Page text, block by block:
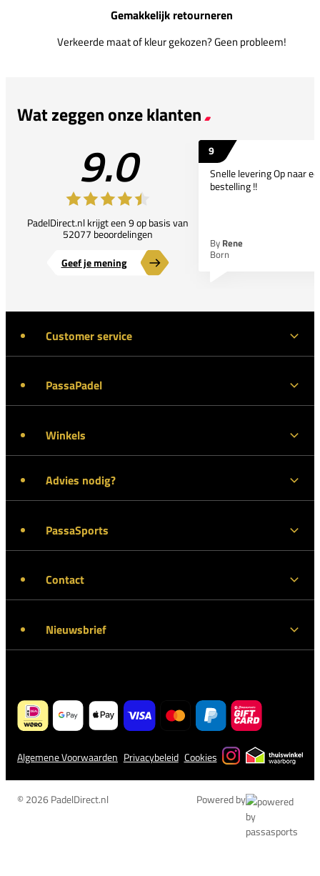
Gemakkelijk retourneren
Verkeerde maat of kleur gekozen? Geen probleem!
Wat zeggen onze klanten
9.0
PadelDirect.nl krijgt een 9 op basis van
52077 beoordelingen
Geef je mening
9
Snelle levering Op naar
bestelling !!
By Rene
Born
Customer service
PassaPadel
Winkels
Advies nodig?
PassaSports
Contact
Nieuwsbrief
Algemene Voorwaarden Privacybeleid Cookies
© 2026 PadelDirect.nl Powered by